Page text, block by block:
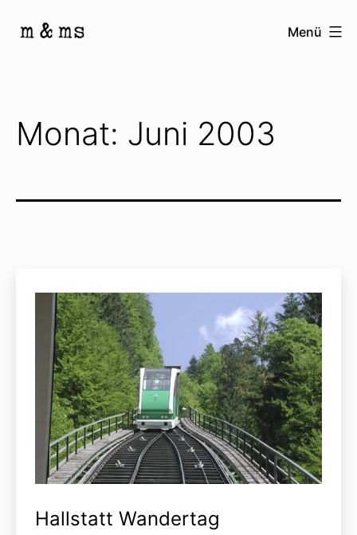
Inhalt
&
Menü
Monat: Juni 2003
Hallstatt Wandertag